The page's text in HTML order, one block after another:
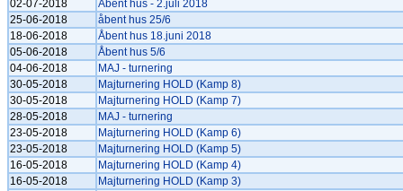
02-07-2018
Åbent hus - 2.juli 2018
25-06-2018
åbent hus 25/6
18-06-2018
Åbent hus 18.juni 2018
05-06-2018
Åbent hus 5/6
04-06-2018
MAJ - turnering
30-05-2018
Majturnering HOLD (Kamp 8)
30-05-2018
Majturnering HOLD (Kamp 7)
28-05-2018
MAJ - turnering
23-05-2018
Majturnering HOLD (Kamp 6)
23-05-2018
Majturnering HOLD (Kamp 5)
16-05-2018
Majturnering HOLD (Kamp 4)
16-05-2018
Majturnering HOLD (Kamp 3)